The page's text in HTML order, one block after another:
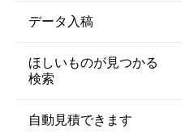
データ入稿
ほしいものが見つかる
検索
自動見積できます